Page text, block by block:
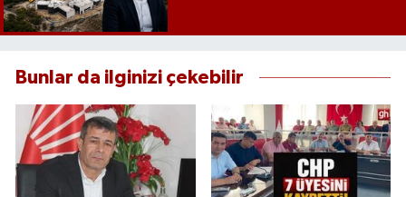
Bunlar da ilginizi çekebilir